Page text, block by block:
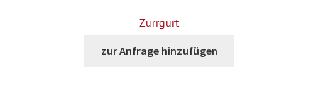
Zurrgurt
zur Anfrage hinzufügen